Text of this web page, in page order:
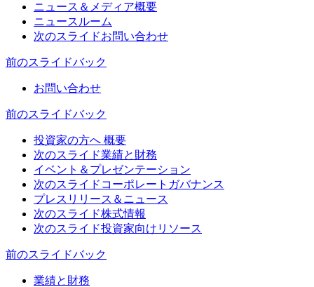
ニュース＆メディア概要
ニュースルーム
次のスライドお問い合わせ
前のスライドバック
お問い合わせ
前のスライドバック
投資家の方へ 概要
次のスライド業績と財務
イベント＆プレゼンテーション
次のスライド コーポレートガバナンス
プレスリリース＆ニュース
次のスライド株式情報
次のスライド投資家向けリソース
前のスライドバック
業績と財務